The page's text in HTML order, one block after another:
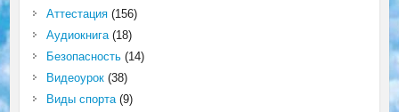
Аттестация(156)
Аудиокнига(18)
Безопасность(14)
Видеоурок(38)
Виды спорта(9)